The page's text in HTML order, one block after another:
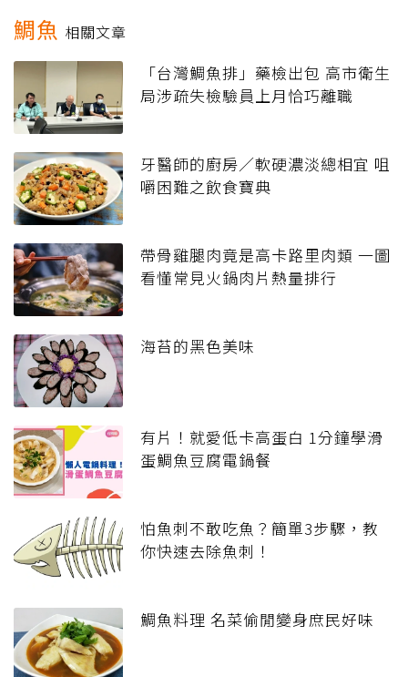
鯛魚 相關文章
「台灣鯛魚排」藥檢出包 高市衛生
局涉疏失檢驗員上月恰巧離職
牙醫師的廚房／軟硬濃淡總相宜 咀
嚼困難之飲食寶典
帶骨雞腿肉竟是高卡路里肉類 一圖
看懂常見火鍋肉片熱量排行
海苔的黑色美味
有片！就愛低卡高蛋白 1分鐘學滑
蛋鯛魚豆腐電鍋餐
怕魚刺不敢吃魚？簡單3步驟，教
你快速去除魚刺！
鯛魚料理 名菜偷閒變身庶民好味